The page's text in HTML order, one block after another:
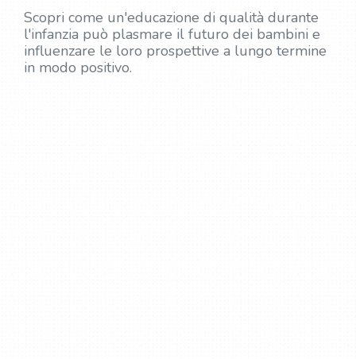
Scopri come un'educazione di qualità durante
l'infanzia può plasmare il futuro dei bambini e
influenzare le loro prospettive a lungo termine
in modo positivo.